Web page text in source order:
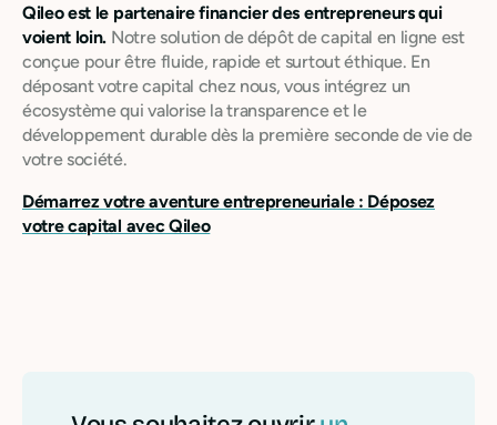
Qileo est le partenaire financier des entrepreneurs qui
voient loin. Notre solution de dépôt de capital en ligne est
conçue pour être fluide, rapide et surtout éthique. En
déposant votre capital chez nous, vous intégrez un
écosystème qui valorise la transparence et le
développement durable dès la première seconde de vie de
votre société.
Démarrez votre aventure entrepreneuriale : Déposez
votre capital avec Qileo